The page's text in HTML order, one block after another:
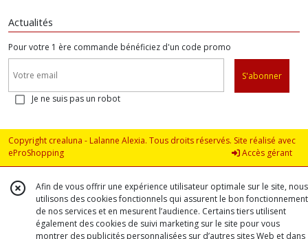
Actualités
Pour votre 1 ère commande bénéficiez d'un code promo
S'abonner
Je ne suis pas un robot
Copyright crealuna - Lalanne Alexia. Tous droits réservés. Site réalisé avec
eProShopping
Accès gérant
Afin de vous offrir une expérience utilisateur optimale sur le site, nous
utilisons des cookies fonctionnels qui assurent le bon fonctionnement
de nos services et en mesurent l’audience. Certains tiers utilisent
également des cookies de suivi marketing sur le site pour vous
montrer des publicités personnalisées sur d’autres sites Web et dans